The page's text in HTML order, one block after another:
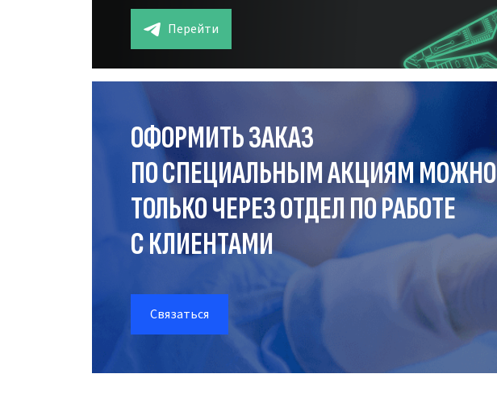
Перейти
ОФОРМИТЬ ЗАКАЗ
ПО СПЕЦИАЛЬНЫМ АКЦИЯМ МОЖНО
ТОЛЬКО ЧЕРЕЗ ОТДЕЛПО РАБОТЕ
С КЛИЕНТАМИ
Связаться